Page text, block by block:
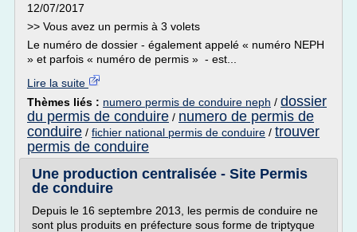
12/07/2017
>> Vous avez un permis à 3 volets
Le numéro de dossier - également appelé « numéro NEPH
» et parfois « numéro de permis » - est...
Lire la suite
Thèmes liés : numero permis de conduire neph / dossier
du permis de conduire / numero de permis de
conduire / fichier national permis de conduire / trouver
permis de conduire
Une production centralisée - Site Permis
de conduire
Depuis le 16 septembre 2013, les permis de conduire ne
sont plus produits en préfecture sous forme de triptyque